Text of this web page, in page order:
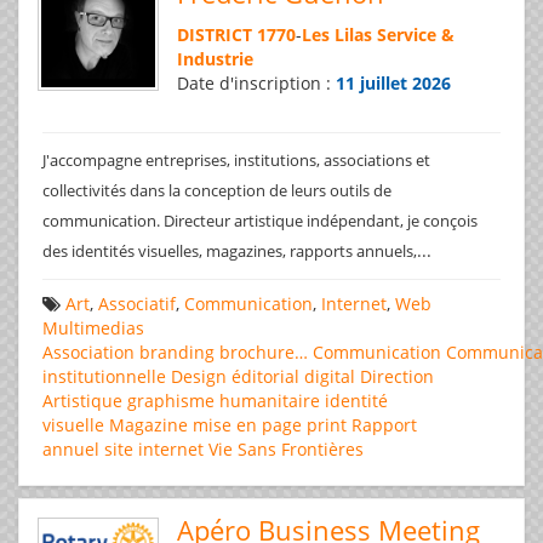
DISTRICT 1770-Les Lilas Service &
Industrie
Date d'inscription : 11 juillet 2026
J'accompagne entreprises, institutions, associations et
collectivités dans la conception de leurs outils de
communication. Directeur artistique indépendant, je conçois
des identités visuelles, magazines, rapports annuels,...
Art, Associatif, Communication, Internet, Web
Multimedias
Association branding brochure… Communication
institutionnelle Design éditorial digital Direction
Artistique graphisme humanitaire identité
visuelle Magazine mise en page print Rapport
annuel site internet Vie Sans Frontières
Apéro Business Meeting